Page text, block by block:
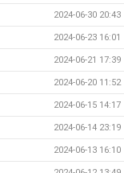
2024-06-30 20:43
2024-06-23 16:01
2024-06-21 17:39
2024-06-20 11:52
2024-06-15 14:17
2024-06-14 23:19
2024-06-13 16:10